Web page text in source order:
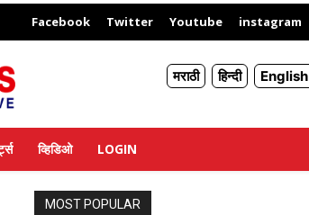
Facebook Twitter Youtube instagram
मराठी हिन्दी English
व्हिडिओ LOGIN
MOST POPULAR